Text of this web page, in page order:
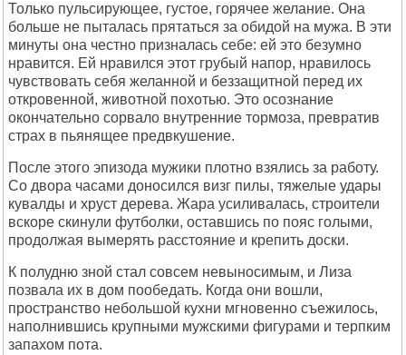
Только пульсирующее, густое, горячее желание. Она
больше не пыталась прятаться за обидой на мужа. В эти
минуты она честно призналась себе: ей это безумно
нравится. Ей нравился этот грубый напор, нравилось
чувствовать себя желанной и беззащитной перед их
откровенной, животной похотью. Это осознание
окончательно сорвало внутренние тормоза, превратив
страх в пьянящее предвкушение.
После этого эпизода мужики плотно взялись за работу.
Со двора часами доносился визг пилы, тяжелые удары
кувалды и хруст дерева. Жара усиливалась, строители
вскоре скинули футболки, оставшись по пояс голыми,
продолжая вымерять расстояние и крепить доски.
К полудню зной стал совсем невыносимым, и Лиза
позвала их в дом пообедать. Когда они вошли,
пространство небольшой кухни мгновенно съежилось,
наполнившись крупными мужскими фигурами и терпким
запахом пота.